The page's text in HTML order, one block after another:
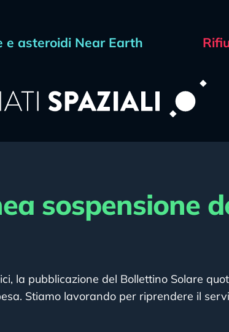
e asteroidi Near Earth
sospensione
la pubblicazione del Bollettino Solare
Stiamo lavorando per riprendere il